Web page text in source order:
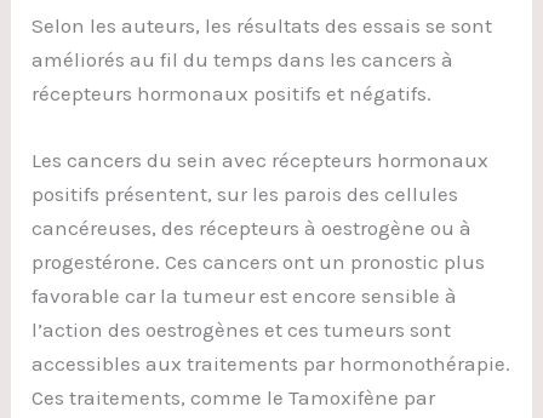
Selon les auteurs, les résultats des essais se sont
améliorés au fil du temps dans les cancers à
récepteurs hormonaux positifs et négatifs.
Les cancers du sein avec récepteurs hormonaux
positifs présentent, sur les parois des cellules
cancéreuses, des récepteurs à oestrogène ou à
progestérone. Ces cancers ont un pronostic plus
favorable car la tumeur est encore sensible à
l’action des oestrogènes et ces tumeurs sont
accessibles aux traitements par hormonothérapie.
Ces traitements, comme le Tamoxifène par